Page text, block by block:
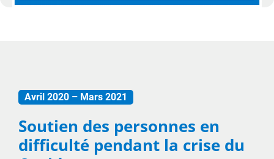
Avril 2020 – Mars 2021
Soutien des personnes en
difficulté pendant la crise du